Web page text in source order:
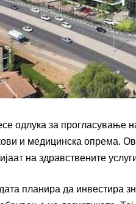
одлука за прогласување
и медицинска опрема.
на здравствените
планира да инвестира